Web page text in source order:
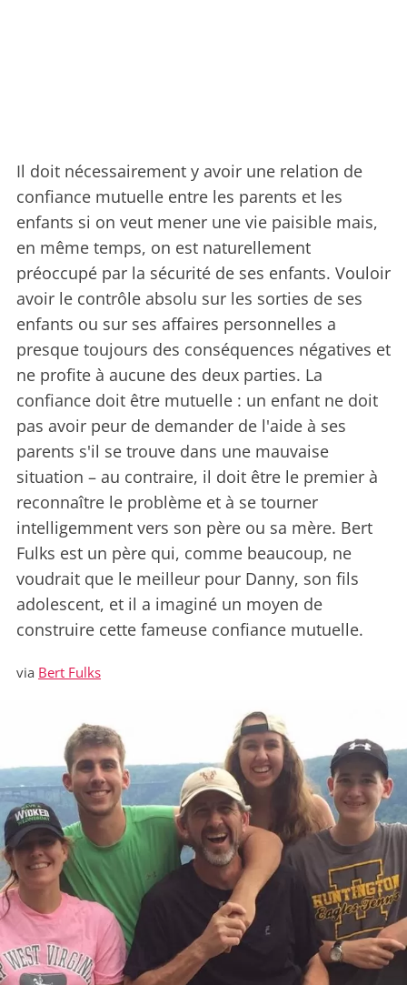
Il doit nécessairement y avoir une relation de
confiance mutuelle entre les parents et les
enfants si on veut mener une vie paisible mais,
en même temps, on est naturellement
préoccupé par la sécurité de ses enfants. Vouloir
avoir le contrôle absolu sur les sorties de ses
enfants ou sur ses affaires personnelles a
presque toujours des conséquences négatives et
ne profite à aucune des deux parties. La
confiance doit être mutuelle : un enfant ne doit
pas avoir peur de demander de l'aide à ses
parents s'il se trouve dans une mauvaise
situation – au contraire, il doit être le premier à
reconnaître le problème et à se tourner
intelligemment vers son père ou sa mère. Bert
Fulks est un père qui, comme beaucoup, ne
voudrait que le meilleur pour Danny, son fils
adolescent, et il a imaginé un moyen de
construire cette fameuse confiance mutuelle.
via Bert Fulks